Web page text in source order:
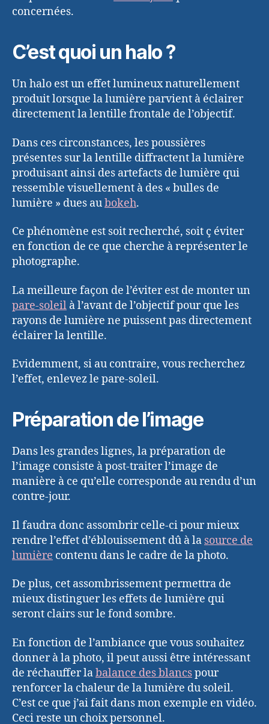
concernées.
C’est quoi un halo ?
Un halo est un effet lumineux naturellement
produit lorsque la lumière parvient à éclairer
directement la lentille frontale de l’objectif.
Dans ces circonstances, les poussières
présentes sur la lentille diffractent la lumière
produisant ainsi des artefacts de lumière qui
ressemble visuellement à des « bulles de
lumière » dues aubokeh.
Ce phénomène est soit recherché, soit ç éviter
en fonction de ce que cherche à représenter le
photographe.
La meilleure façon de l’éviter est de monter un
pare-soleil à l’avant de l’objectif pour que les
rayons de lumière ne puissent pas directement
éclairer la lentille.
Evidemment, si au contraire, vous recherchez
l’effet, enlevez le pare-soleil.
Préparation de l’image
Dans les grandes lignes, la préparation de
l’image consiste à post-traiter l’image de
manière à ce qu’elle corresponde au rendu d’un
contre-jour.
Il faudra donc assombrir celle-ci pour mieux
rendre l’effet d’éblouissement dû à la source de
lumière contenu dans le cadre de la photo.
De plus, cet assombrissement permettra de
mieux distinguer les effets de lumière qui
seront clairs sur le fond sombre.
En fonction de l’ambiance que vous souhaitez
donner à la photo, il peut aussi être intéressant
de réchauffer labalance des blancspour
renforcer la chaleur de la lumière du soleil.
C’est ce que j’ai fait dans mon exemple en vidéo.
Ceci reste un choix personnel.